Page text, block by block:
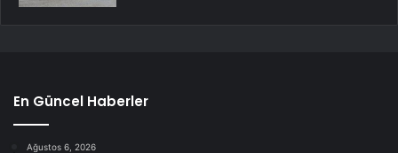
En Güncel Haberler
Ağustos 6, 2026